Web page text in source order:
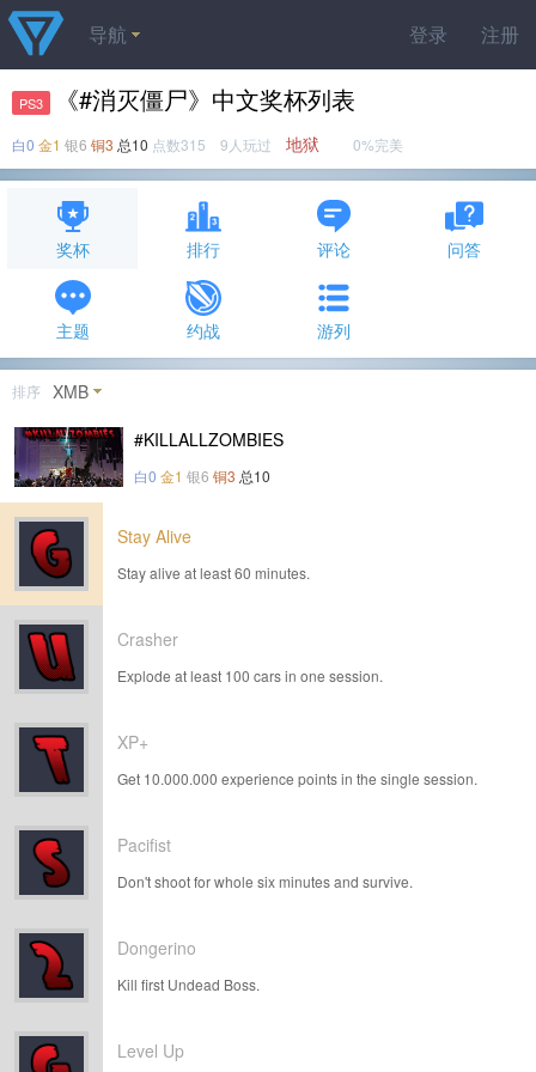
登录 注册
导航
PS3 《#消灭僵尸》中文奖杯列表
白0 金1 银6 铜3 总10 点数315 9人玩过 地狱 0%完美
奖杯 排行 评论 问答
主题 约战 游列
排序 XMB
#KILLALLZOMBIES
白0 金1 银6 铜3 总10
Stay Alive
Stay alive at least 60 minutes.
Crasher
Explode at least 100 cars in one session.
XP+
Get 10.000.000 experience points in the single session.
Pacifist
Don't shoot for whole six minutes and survive.
Dongerino
Kill first Undead Boss.
Level Up